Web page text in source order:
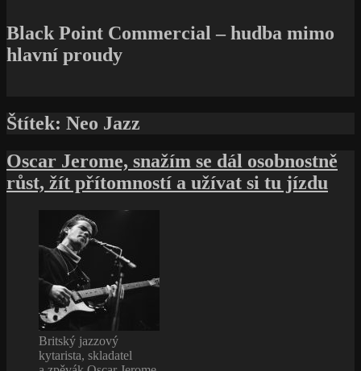
Black Point Commercial – hudba mimo
hlavní proudy
Štítek: Neo Jazz
Oscar Jerome, snažím se dál osobnostně
růst, žít přítomností a užívat si tu jízdu
Britský jazzový
kytarista, skladatel